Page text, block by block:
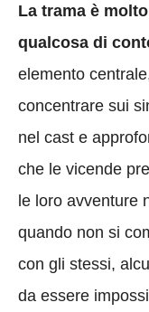
La trama è
qualcosa di
elemento
concentrare sui
nel cast e
che le vicende
le loro avventure
quando non si
con gli stessi,
da essere